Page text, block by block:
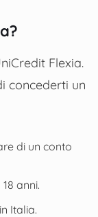
Flexia.
concederti un
di un conto
anni.
Italia.